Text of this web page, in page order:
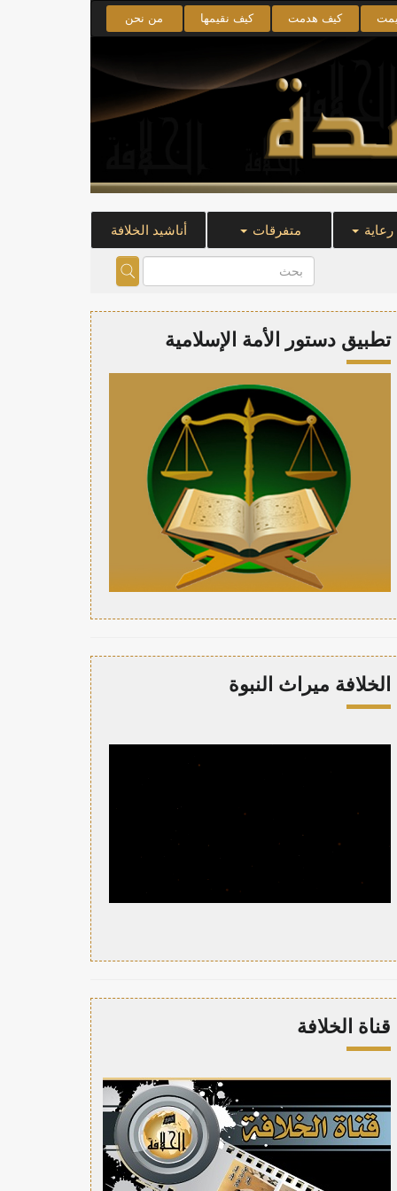
كيف هدمت كيف نقيمها من نحن
متفرقات أناشيد الخلافة
تطبيق دستور الأمة الإسلامية
الخلافة ميراث النبوة
قناة الخلافة